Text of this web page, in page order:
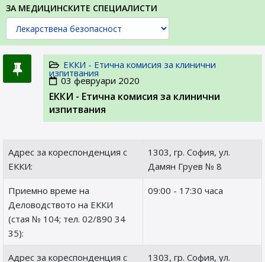
ЗА МЕДИЦИНСКИТЕ СПЕЦИАЛИСТИ
ЕККИ - Етична комисия за клинични
изпитвания
03 февруари 2020
ЕККИ - Етична комисия за клинични
изпитвания
Адрес за кореспонденция с
ЕККИ:
1303, гр. София, ул.
Дамян Груев № 8
Приемно време на
Деловодството на ЕККИ
(стая № 104; тел. 02/890 34
35):
09:00 - 17:30 часа
Адрес за кореспонденция с
1303, гр. София, ул.